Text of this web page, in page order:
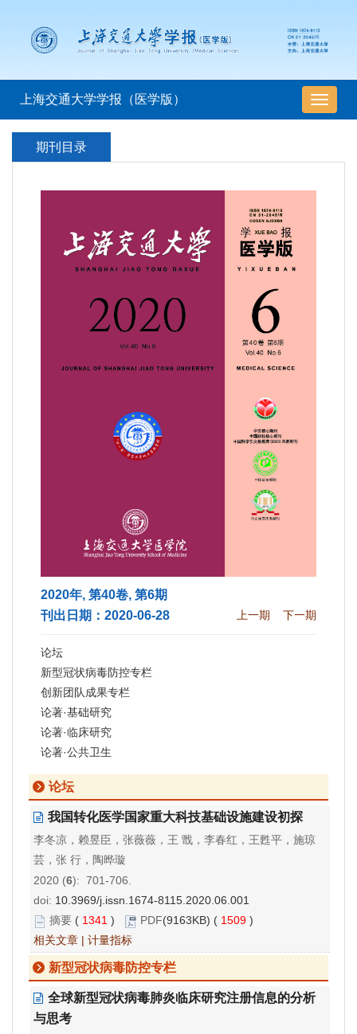
导
航
上海交通大学学报（医学版）
期刊目录
2020年, 第40卷, 第6期
刊出日期：2020-06-28
上一期 下一期
论坛
新型冠状病毒防控专栏
创新团队成果专栏
论著·基础研究
论著·临床研究
论著·公共卫生
论坛
我国转化医学国家重大科技基础设施建设初探
李冬凉，赖昱臣，张薇薇，王 戬，李春红，王甦平，施琼
芸，张 行，陶晔璇
2020 (6): 701-706.
doi: 10.3969/j.issn.1674-8115.2020.06.001
摘要 ( 1341 ) PDF(9163KB) ( 1509 )
相关文章 | 计量指标
新型冠状病毒防控专栏
全球新型冠状病毒肺炎临床研究注册信息的分析
与思考